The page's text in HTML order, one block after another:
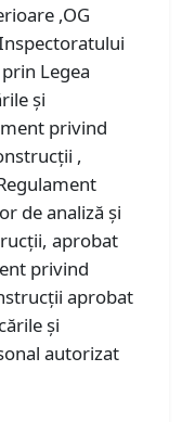
,OG
Legea
și
privind
,
de analiză și
aprobat
privind
aprobat
și
autorizat